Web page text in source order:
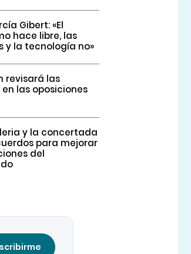
Gibert: «El
hace libre, las
y la tecnología no»
revisará las
las oposiciones
y la concertada
para mejorar
del